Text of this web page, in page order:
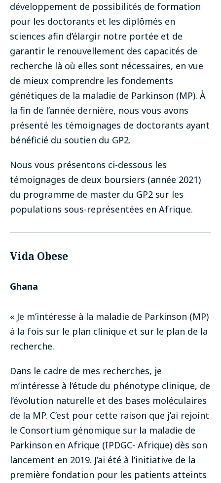
développement de possibilités de formation
pour les doctorants et les diplômés en
sciences afin d’élargir notre portée et de
garantir le renouvellement des capacités de
recherche là où elles sont nécessaires, en vue
de mieux comprendre les fondements
génétiques de la maladie de Parkinson (MP). À
la fin de l’année dernière, nous vous avons
présenté les témoignages de doctorants ayant
bénéficié du soutien du GP2.
Nous vous présentons ci-dessous les
témoignages de deux boursiers (année 2021)
du programme de master du GP2 sur les
populations sous-représentées en Afrique.
Vida Obese
Ghana
« Je m’intéresse à la maladie de Parkinson (MP)
à la fois sur le plan clinique et sur le plan de la
recherche.
Dans le cadre de mes recherches, je
m’intéresse à l’étude du phénotype clinique, de
l’évolution naturelle et des bases moléculaires
de la MP. C’est pour cette raison que j’ai rejoint
le Consortium génomique sur la maladie de
Parkinson en Afrique (IPDGC- Afrique) dès son
lancement en 2019. J’ai été à l’initiative de la
première fondation pour les patients atteints